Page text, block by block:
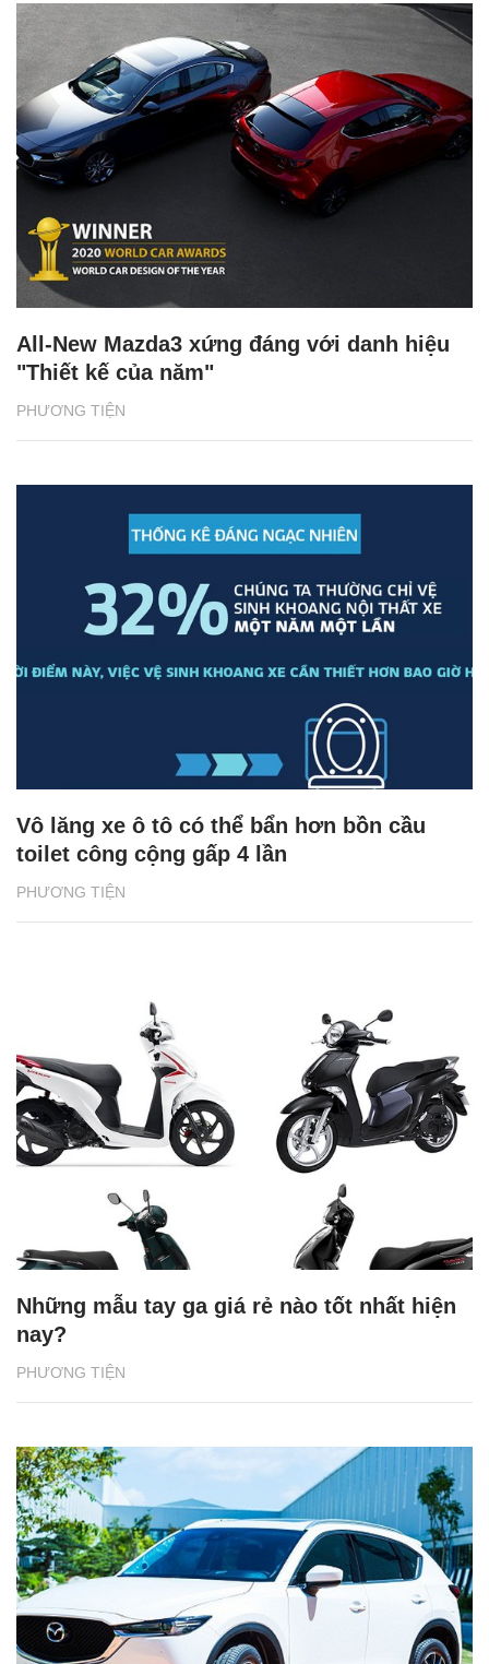
PHƯƠNG TIỆN
All-New Mazda3 xứng đáng với danh hiệu
"Thiết kế của năm"
PHƯƠNG TIỆN
Vô lăng xe ô tô có thể bẩn hơn bồn cầu
toilet công cộng gấp 4 lần
PHƯƠNG TIỆN
Những mẫu tay ga giá rẻ nào tốt nhất hiện
nay?